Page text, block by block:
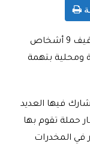
قامت عناصر الشرطة القضائية بتازة، بتوقيف 9 أشخاص
بتهمة
فيها العديد
حملة تقوم بها
في المخدرات